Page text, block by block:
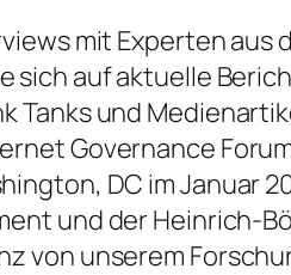
mit Experten aus
auf aktuelle
Tanks und
Governance
DC im Januar
und der Heinrich-
von unserem